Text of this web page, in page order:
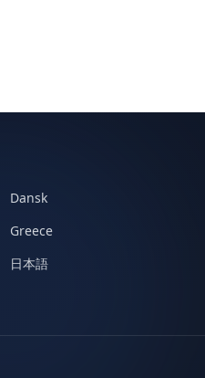
Dansk
Greece
日本語